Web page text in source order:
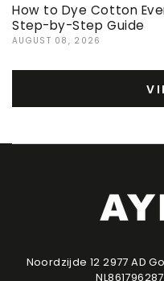
How to Dye Cotton
Step-by-Step Guide
AUGUST 08, 2026
Noordzijde 12 2977 AD